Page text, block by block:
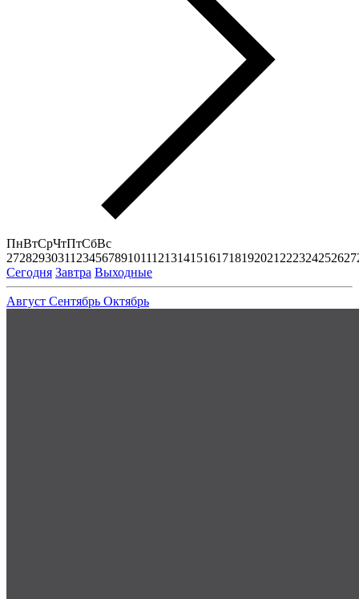
ПнВтСрЧтПтСбВс
27282930311 23456789101112131415161718192021 222324252627
Сегодня Завтра Выходные
Август Сентябрь Октябрь